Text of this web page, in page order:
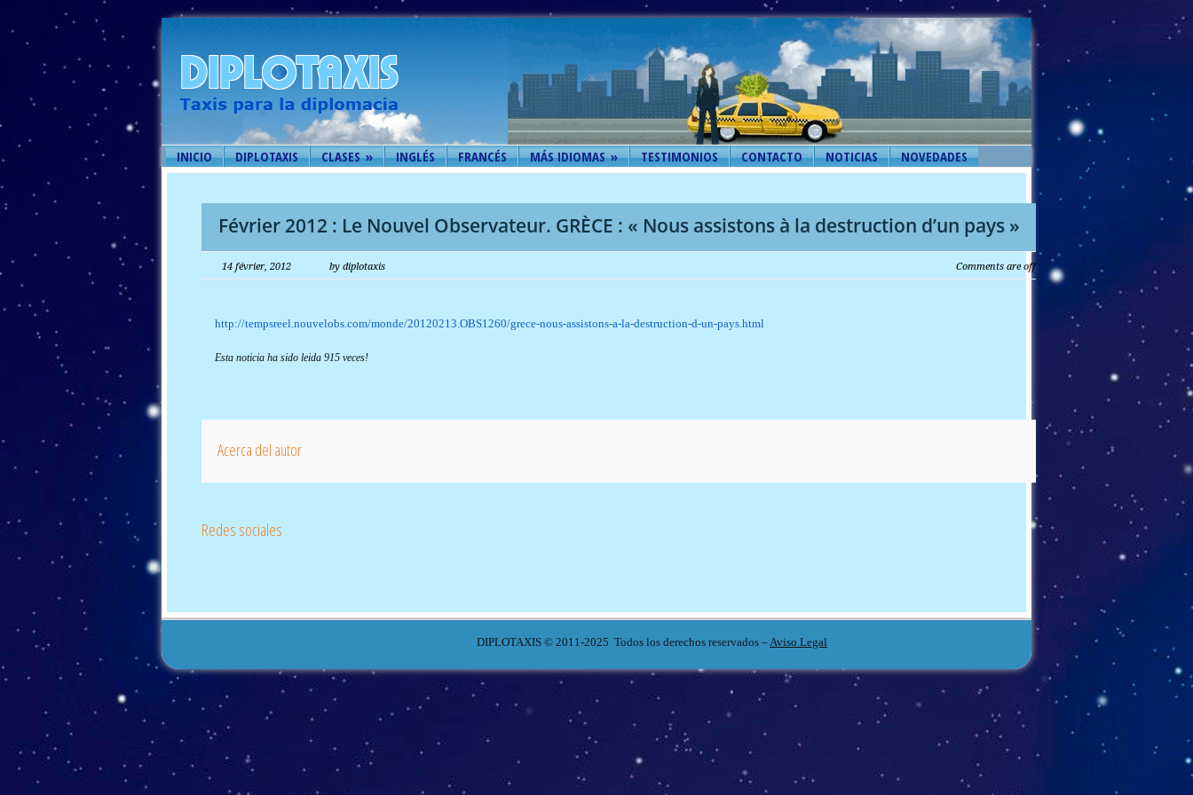
INICIO DIPLOTAXIS CLASES» INGLÉS FRANCÉS MÁS IDIOMAS» TESTIMONIOS CONTACTO NOTICIAS NOVEDADES
Février 2012 : Le Nouvel Observateur. GRÈCE : « Nous assistons à la destruction d’un pays »
14 février, 2012 by diplotaxis Comments are off
http://tempsreel.nouvelobs.com/monde/20120213.OBS1260/grece-nous-assistons-a-la-destruction-d-un-pays.html
Esta noticia ha sido leida 915 veces!
Acerca del autor
Redes sociales
DIPLOTAXIS © 2011-2025 Todos los derechos reservados –Aviso Legal